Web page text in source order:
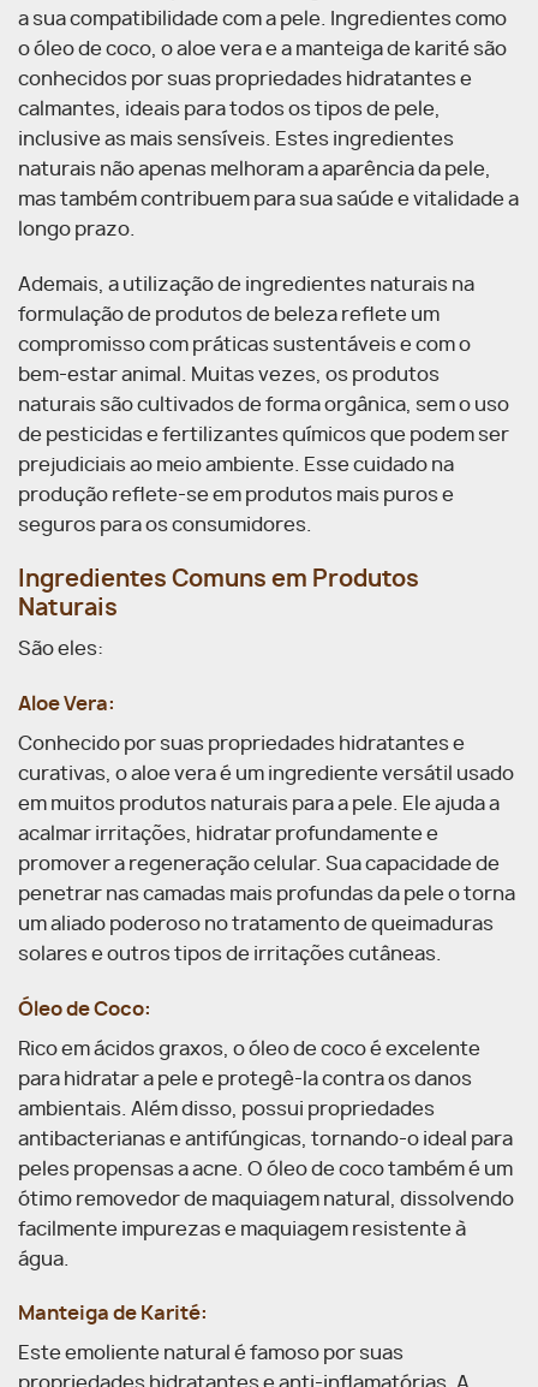
a sua compatibilidade com a pele. Ingredientes como
o óleo de coco, o aloe vera e a manteiga de karité são
conhecidos por suas propriedades hidratantes e
calmantes, ideais para todos os tipos de pele,
inclusive as mais sensíveis. Estes ingredientes
naturais não apenas melhoram a aparência da pele,
mas também contribuem para sua saúde e vitalidade a
longo prazo.
Ademais, a utilização de ingredientes naturais na
formulação de produtos de beleza reflete um
compromisso com práticas sustentáveis e com o
bem-estar animal. Muitas vezes, os produtos
naturais são cultivados de forma orgânica, sem o uso
de pesticidas e fertilizantes químicos que podem ser
prejudiciais ao meio ambiente. Esse cuidado na
produção reflete-se em produtos mais puros e
seguros para os consumidores.
Ingredientes Comuns em Produtos
Naturais
São eles:
Aloe Vera:
Conhecido por suas propriedades hidratantes e
curativas, o aloe vera é um ingrediente versátil usado
em muitos produtos naturais para a pele. Ele ajuda a
acalmar irritações, hidratar profundamente e
promover a regeneração celular. Sua capacidade de
penetrar nas camadas mais profundas da pele o torna
um aliado poderoso no tratamento de queimaduras
solares e outros tipos de irritações cutâneas.
Óleo de Coco:
Rico em ácidos graxos, o óleo de coco é excelente
para hidratar a pele e protegê-la contra os danos
ambientais. Além disso, possui propriedades
antibacterianas e antifúngicas, tornando-o ideal para
peles propensas a acne. O óleo de coco também é um
ótimo removedor de maquiagem natural, dissolvendo
facilmente impurezas e maquiagem resistente à
água.
Manteiga de Karité:
Este emoliente natural é famoso por suas